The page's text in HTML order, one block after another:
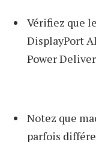
Vérifiez que
DisplayPort
Power
Notez que
parfois